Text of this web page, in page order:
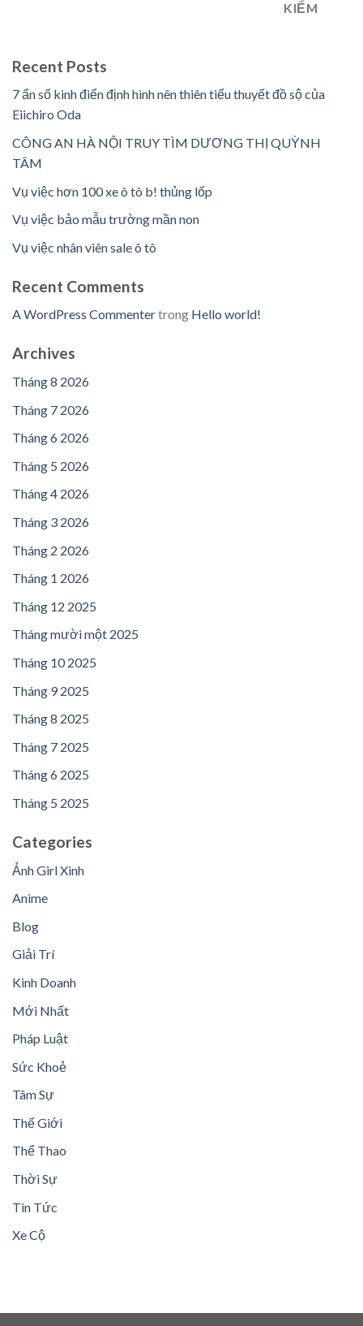
KIẾM
Recent Posts
7 ẩn số kinh điển định hình nên thiên tiểu thuyết đồ sộ của
Eiichiro Oda
CÔNG AN HÀ NỘI TRUY TÌM DƯƠNG THỊ QUỲNH
TÂM
Vụ việc hơn 100 xe ô tô b! thủng lốp
Vụ việc bảo mẫu trường mần non
Vụ việc nhân viên sale ô tô
Recent Comments
A WordPress Commentertrong Hello world!
Archives
Tháng 8 2026
Tháng 7 2026
Tháng 6 2026
Tháng 5 2026
Tháng 4 2026
Tháng 3 2026
Tháng 2 2026
Tháng 1 2026
Tháng 12 2025
Tháng mười một 2025
Tháng 10 2025
Tháng 9 2025
Tháng 8 2025
Tháng 7 2025
Tháng 6 2025
Tháng 5 2025
Categories
Ảnh Girl Xinh
Anime
Blog
Giải Trí
Kinh Doanh
Mới Nhất
Pháp Luật
Sức Khoẻ
Tâm Sự
Thế Giới
Thể Thao
Thời Sự
Tin Tức
Xe Cộ